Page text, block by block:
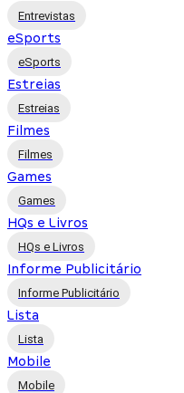
Entrevistas
eSports
eSports
Estreias
Estreias
Filmes
Filmes
Games
Games
HQs e Livros
HQs e Livros
Informe Publicitário
Informe Publicitário
Lista
Lista
Mobile
Mobile